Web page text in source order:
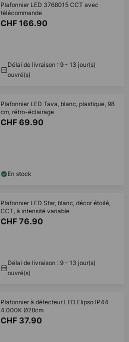
Plafonnier LED 3768015 CCT avec
télécommande
CHF 166.90
Délai de livraison : 9 - 13 jour(s)
ouvré(s)
Plafonnier LED Tava, blanc, plastique, 98
cm, rétro-éclairage
CHF 69.90
En stock
Plafonnier LED Star, blanc, décor étoilé,
CCT, à intensité variable
CHF 76.90
Délai de livraison : 9 - 13 jour(s)
ouvré(s)
Plafonnier à détecteur LED Elipso IP44
4.000K Ø28cm
CHF 37.90